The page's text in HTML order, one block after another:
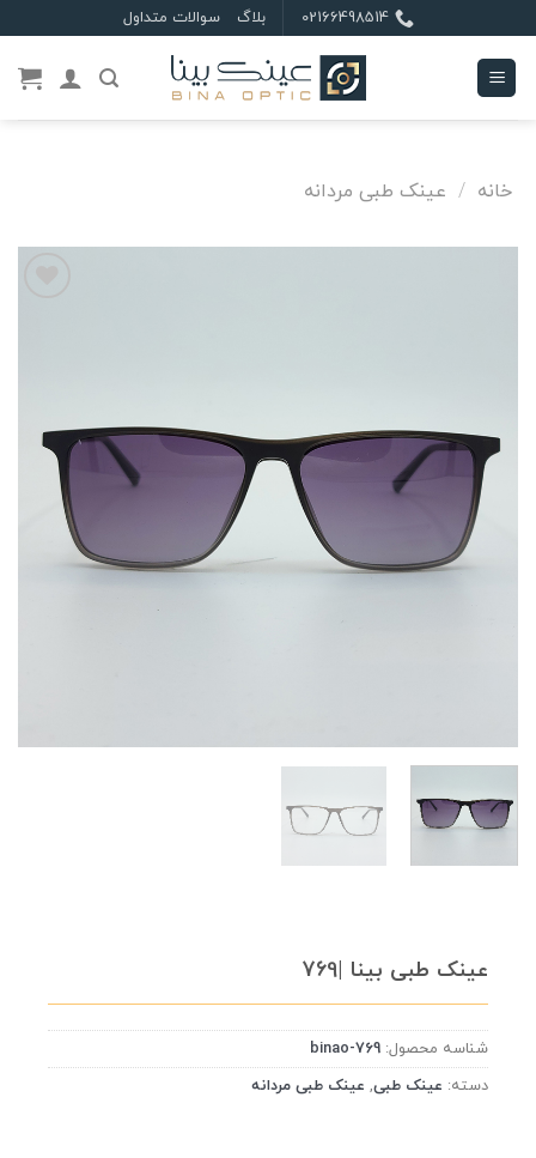
to
content
02166498514 بلاگ سوالات متداول
خانه / عینک طبی مردانه
عینک طبی بینا |769
شناسه محصول: binao-769
دسته: عینک طبی, عینک طبی مردانه